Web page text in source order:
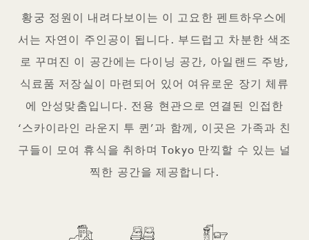
황궁 정원이 내려다보이는 이 고요한 펜트하우스에
서는 자연이 주인공이 됩니다. 부드럽고 차분한 색조
로 꾸며진 이 공간에는 다이닝 공간, 아일랜드 주방,
식료품 저장실이 마련되어 있어 여유로운 장기 체류
에 안성맞춤입니다. 전용 현관으로 연결된 인접한
‘스카이라인 라운지 투 퀸’과 함께, 이곳은 가족과 친
구들이 모여 휴식을 취하며 Tokyo 만끽할 수 있는 널
찍한 공간을 제공합니다.